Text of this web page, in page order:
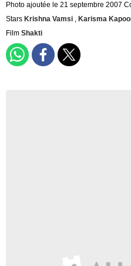
Photo ajoutée le 21 septembre 2007
Stars Krishna Vamsi , Karisma
Film Shakti